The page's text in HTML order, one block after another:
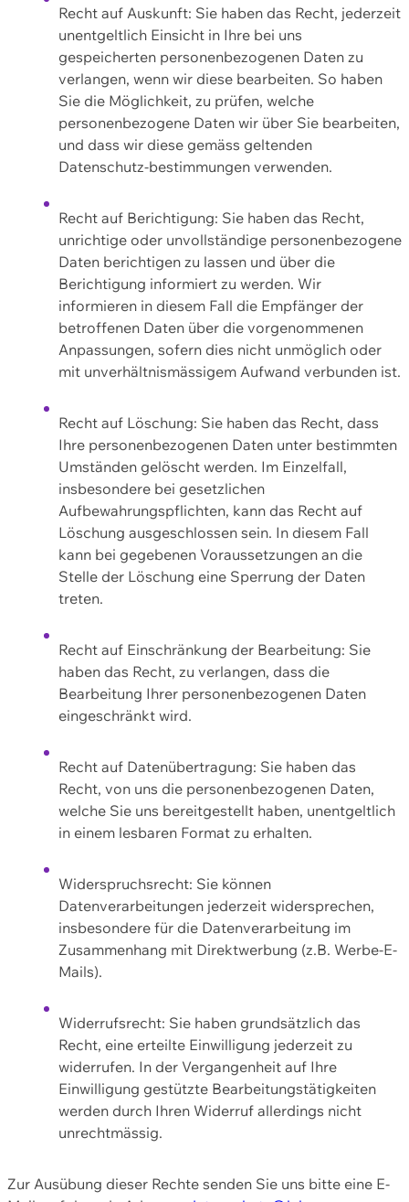
Recht auf Auskunft: Sie haben das Recht, jederzeit
unentgeltlich Einsicht in Ihre bei uns
gespeicherten personenbezogenen Daten zu
verlangen, wenn wir diese bearbeiten. So haben
Sie die Möglichkeit, zu prüfen, welche
personenbezogene Daten wir über Sie bearbeiten,
und dass wir diese gemäss geltenden
Datenschutz-bestimmungen verwenden.
Recht auf Berichtigung: Sie haben das Recht,
unrichtige oder unvollständige personenbezogene
Daten berichtigen zu lassen und über die
Berichtigung informiert zu werden. Wir
informieren in diesem Fall die Empfänger der
betroffenen Daten über die vorgenommenen
Anpassungen, sofern dies nicht unmöglich oder
mit unverhältnismässigem Aufwand verbunden ist.
Recht auf Löschung: Sie haben das Recht, dass
Ihre personenbezogenen Daten unter bestimmten
Umständen gelöscht werden. Im Einzelfall,
insbesondere bei gesetzlichen
Aufbewahrungspflichten, kann das Recht auf
Löschung ausgeschlossen sein. In diesem Fall
kann bei gegebenen Voraussetzungen an die
Stelle der Löschung eine Sperrung der Daten
treten.
Recht auf Einschränkung der Bearbeitung: Sie
haben das Recht, zu verlangen, dass die
Bearbeitung Ihrer personenbezogenen Daten
eingeschränkt wird.
Recht auf Datenübertragung: Sie haben das
Recht, von uns die personenbezogenen Daten,
welche Sie uns bereitgestellt haben, unentgeltlich
in einem lesbaren Format zu erhalten.
Widerspruchsrecht: Sie können
Datenverarbeitungen jederzeit widersprechen,
insbesondere für die Datenverarbeitung im
Zusammenhang mit Direktwerbung (z.B. Werbe-E-
Mails).
Widerrufsrecht: Sie haben grundsätzlich das
Recht, eine erteilte Einwilligung jederzeit zu
widerrufen. In der Vergangenheit auf Ihre
Einwilligung gestützte Bearbeitungstätigkeiten
werden durch Ihren Widerruf allerdings nicht
unrechtmässig.
Zur Ausübung dieser Rechte senden Sie uns bitte eine E-